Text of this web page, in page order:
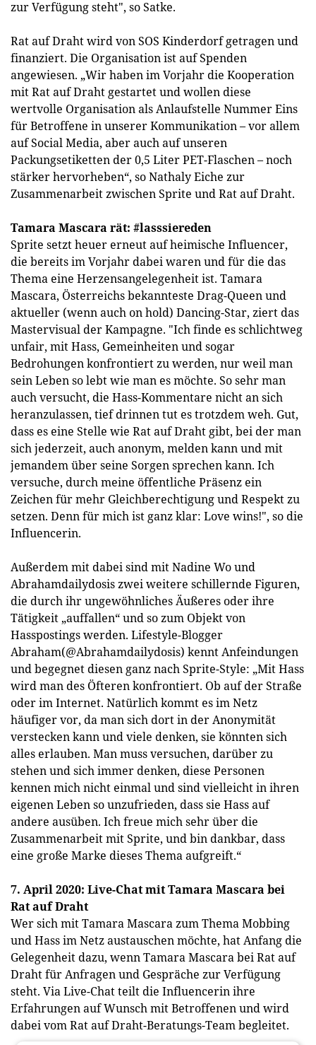
zur Verfügung steht", so Satke.
Rat auf Draht wird von SOS Kinderdorf getragen und
finanziert. Die Organisation ist auf Spenden
angewiesen. „Wir haben im Vorjahr die Kooperation
mit Rat auf Draht gestartet und wollen diese
wertvolle Organisation als Anlaufstelle Nummer Eins
für Betroffene in unserer Kommunikation – vor allem
auf Social Media, aber auch auf unseren
Packungsetiketten der 0,5 Liter PET-Flaschen – noch
stärker hervorheben“, so Nathaly Eiche zur
Zusammenarbeit zwischen Sprite und Rat auf Draht.
Tamara Mascara rät: #lasssiereden
Sprite setzt heuer erneut auf heimische Influencer,
die bereits im Vorjahr dabei waren und für die das
Thema eine Herzensangelegenheit ist. Tamara
Mascara, Österreichs bekannteste Drag-Queen und
aktueller (wenn auch on hold) Dancing-Star, ziert das
Mastervisual der Kampagne. "Ich finde es schlichtweg
unfair, mit Hass, Gemeinheiten und sogar
Bedrohungen konfrontiert zu werden, nur weil man
sein Leben so lebt wie man es möchte. So sehr man
auch versucht, die Hass-Kommentare nicht an sich
heranzulassen, tief drinnen tut es trotzdem weh. Gut,
dass es eine Stelle wie Rat auf Draht gibt, bei der man
sich jederzeit, auch anonym, melden kann und mit
jemandem über seine Sorgen sprechen kann. Ich
versuche, durch meine öffentliche Präsenz ein
Zeichen für mehr Gleichberechtigung und Respekt zu
setzen. Denn für mich ist ganz klar: Love wins!", so die
Influencerin.
Außerdem mit dabei sind mit Nadine Wo und
Abrahamdailydosis zwei weitere schillernde Figuren,
die durch ihr ungewöhnliches Äußeres oder ihre
Tätigkeit „auffallen“ und so zum Objekt von
Hasspostings werden. Lifestyle-Blogger
Abraham(@Abrahamdailydosis) kennt Anfeindungen
und begegnet diesen ganz nach Sprite-Style: „Mit Hass
wird man des Öfteren konfrontiert. Ob auf der Straße
oder im Internet. Natürlich kommt es im Netz
häufiger vor, da man sich dort in der Anonymität
verstecken kann und viele denken, sie könnten sich
alles erlauben. Man muss versuchen, darüber zu
stehen und sich immer denken, diese Personen
kennen mich nicht einmal und sind vielleicht in ihren
eigenen Leben so unzufrieden, dass sie Hass auf
andere ausüben. Ich freue mich sehr über die
Zusammenarbeit mit Sprite, und bin dankbar, dass
eine große Marke dieses Thema aufgreift.“
7. April 2020: Live-Chat mit Tamara Mascara bei
Rat auf Draht
Wer sich mit Tamara Mascara zum Thema Mobbing
und Hass im Netz austauschen möchte, hat Anfang die
Gelegenheit dazu, wenn Tamara Mascara bei Rat auf
Draht für Anfragen und Gespräche zur Verfügung
steht. Via Live-Chat teilt die Influencerin ihre
Erfahrungen auf Wunsch mit Betroffenen und wird
dabei vom Rat auf Draht-Beratungs-Team begleitet.